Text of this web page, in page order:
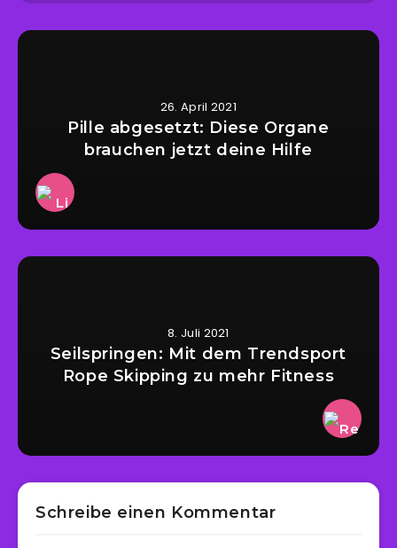
26. April 2021
Pille abgesetzt: Diese Organe
brauchen jetzt deine Hilfe
8. Juli 2021
Seilspringen: Mit dem Trendsport
Rope Skipping zu mehr Fitness
Schreibe einen Kommentar